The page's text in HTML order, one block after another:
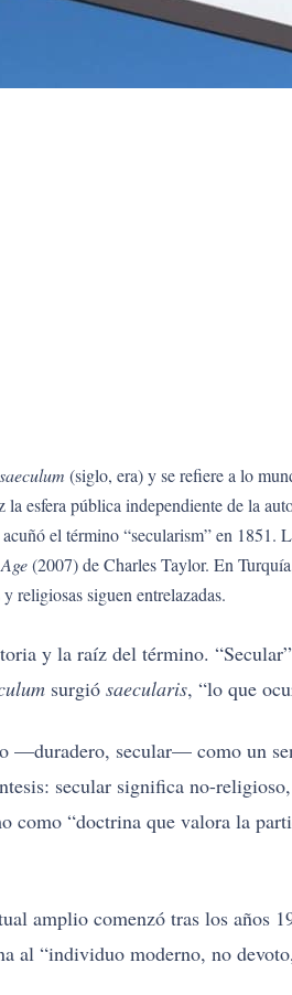
saeculum (siglo, era) y se refiere a lo
esfera pública independiente de la
el término “secularism” en 1851.
(2007) de Charles Taylor. En
religiosas siguen entrelazadas.
y la raíz del término.
surgió saecularis, “lo que
—duradero, secular— como un
secular significa no-
“doctrina que valora la
amplio comenzó tras los años
al “individuo moderno, no